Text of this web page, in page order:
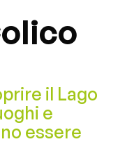
il Lago
e
essere